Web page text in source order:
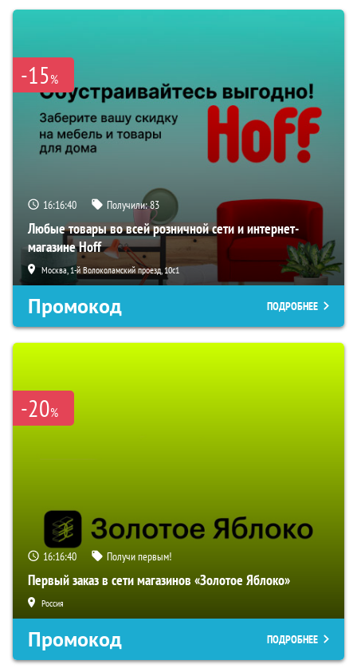
-15%
16:16:39 Получили:83
Любые товары во всей розничной сети и интернет-
магазине Hoff
Москва, 1-й Волоколамский проезд, 10с1
Промокод ПОДРОБНЕЕ
-20%
16:16:39 Получи первым!
Первый заказ в сети магазинов «Золотое Яблоко»
Россия
Промокод ПОДРОБНЕЕ